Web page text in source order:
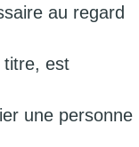
au regard
titre, est
une personne